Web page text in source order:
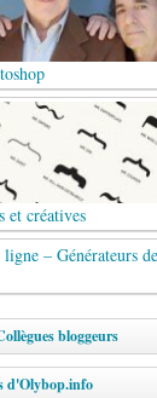
et créatives
– Générateurs de
bloggeurs
d'Olybop.info